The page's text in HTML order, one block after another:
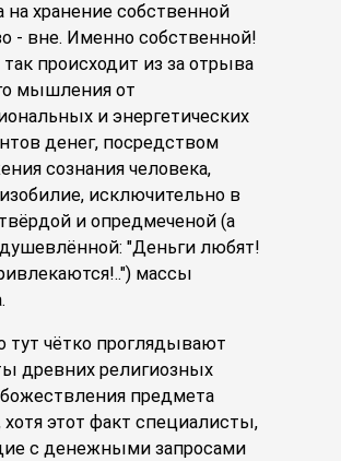
на хранение собственной
- вне. Именно собственной!
происходит из за отрыва
мышления от
и энергетических
денег, посредством
сознания человека,
исключительно в
и опредмеченой (а
"Деньги любят!
массы
тут чётко проглядывают
древних религиозных
предмета
хотя этот факт специалисты,
с денежными запросами